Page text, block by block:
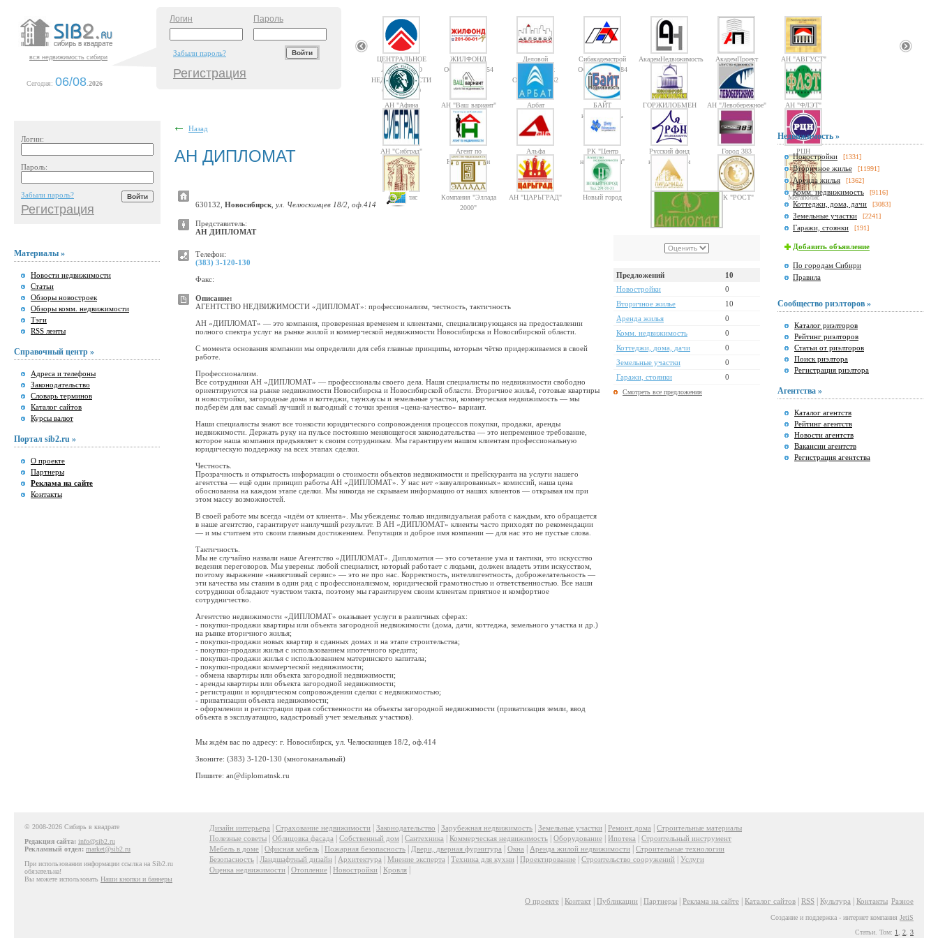
вся недвижимость сибири
Сегодня: 06/08 2026
Логин Пароль
Забыли пароль?
Регистрация
ЦЕНТРАЛЬНОЕ
АГЕНТСТВО
НЕДВИЖИМОСТИ
Объектов: 10
ЖИЛФОНД
Объектов: 14754
Деловой
Новосибирск
Объектов: 1362
Сибакадемстрой
Объектов: 10084
АкадемНедвижимость АкадемПроект АН "АВГУСТ"
АН "Афина
Паллада"
АН "Ваш вариант" Арбат
БАЙТ
недвижимость
ГОРЖИЛОБМЕН АН "Левобережное" АН "ФЛЭТ"
АН "Сибград"
Агент по
Недвижимости
Альфа
РК "Центр
недвижимости"
Русский фонд
недвижимости
Город 383 РЦН
Мегаполис
Компания "Эллада
2000"
АН "ЦАРЬГРАД" Новый город Пирамида ГК "РОСТ" Мегаполис
Логин:
Пароль:
Забыли пароль?
Регистрация
Материалы »
Новости недвижимости
Статьи
Обзоры новостроек
Обзоры комм. недвижимости
Тэги
RSS ленты
Справочный центр »
Адреса и телефоны
Законодательство
Словарь терминов
Каталог сайтов
Курсы валют
Портал sib2.ru »
О проекте
Партнеры
Реклама на сайте
Контакты
Назад
АН ДИПЛОМАТ
630132, Новосибирск ул. Челюскинцев 18/2, оф.414
Представитель:
АН ДИПЛОМАТ
Телефон:
(383) 3-120-130
Факс:
Описание:
АГЕНТСТВО НЕДВИЖИМОСТИ «ДИПЛОМАТ»: профессионализм, честность, тактичность
АН «ДИПЛОМАТ» — это компания, проверенная временем и клиентами, специализирующаяся на предоставлении
полного спектра услуг на рынке жилой и коммерческой недвижимости Новосибирска и Новосибирской области.
С момента основания компании мы определили для себя главные принципы, которым чётко придерживаемся в своей
работе.
Профессионализм.
Все сотрудники АН «ДИПЛОМАТ» — профессионалы своего дела. Наши специалисты по недвижимости свободно
ориентируются на рынке недвижимости Новосибирска и Новосибирской области. Вторичное жильё, готовые квартиры
и новостройки, загородные дома и коттеджи, таунхаусы и земельные участки, коммерческая недвижимость — мы
подберём для вас самый лучший и выгодный с точки зрения «цена-качество» вариант.
Наши специалисты знают все тонкости юридического сопровождения процессов покупки, продажи, аренды
недвижимости. Держать руку на пульсе постоянно меняющегося законодательства — это непременное требование,
которое наша компания предъявляет к своим сотрудникам. Мы гарантируем нашим клиентам профессиональную
юридическую поддержку на всех этапах сделки.
Честность.
Прозрачность и открытость информации о стоимости объектов недвижимости и прейскуранта на услуги нашего
агентства — ещё один принцип работы АН «ДИПЛОМАТ». У нас нет «завуалированных» комиссий, наша цена
обоснованна на каждом этапе сделки. Мы никогда не скрываем информацию от наших клиентов — открывая им при
этом массу возможностей.
В своей работе мы всегда «идём от клиента». Мы убеждены: только индивидуальная работа с каждым, кто обращается
в наше агентство, гарантирует наилучший результат. В АН «ДИПЛОМАТ» клиенты часто приходят по рекомендации
— и мы считаем это своим главным достижением. Репутация и доброе имя компании — для нас это не пустые слова.
Тактичность.
Мы не случайно назвали наше Агентство «ДИПЛОМАТ». Дипломатия — это сочетание ума и тактики, это искусство
ведения переговоров. Мы уверены: любой специалист, который работает с людьми, должен владеть этим искусством,
поэтому выражение «навязчивый сервис» — это не про нас. Корректность, интеллигентность, доброжелательность —
эти качества мы ставим в один ряд с профессионализмом, юридической грамотностью и ответственностью. Все наши
сотрудники обладают чувством такта, поэтому мы гарантируем своим клиентам приятное и комфортное
сотрудничество.
Агентство недвижимости «ДИПЛОМАТ» оказывает услуги в различных сферах:
- покупки-продажи квартиры или объекта загородной недвижимости (дома, дачи, коттеджа, земельного участка и др.)
на рынке вторичного жилья;
- покупки-продажи новых квартир в сданных домах и на этапе строительства;
- покупки-продажи жилья с использованием ипотечного кредита;
- покупки-продажи жилья с использованием материнского капитала;
- покупки-продажи коммерческой недвижимости;
- обмена квартиры или объекта загородной недвижимости;
- аренды квартиры или объекта загородной недвижимости;
- регистрации и юридическом сопровождении сделки с недвижимостью;
- приватизации объекта недвижимости;
- оформлении и регистрации прав собственности на объекты загородной недвижимости (приватизация земли, ввод
объекта в эксплуатацию, кадастровый учет земельных участков).
Мы ждём вас по адресу: г. Новосибирск, ул. Челюскинцев 18/2, оф.414
Звоните: (383) 3-120-130 (многоканальный)
Пишите: an@diplomatnsk.ru
Предложений
10
Новостройки
0
Вторичное жилье
10
Аренда жилья
0
Комм. недвижимость
0
Коттеджи, дома, дачи
0
Земельные участки
0
Гаражи, стоянки
0
Смотреть все предложения
Недвижимость »
Новостройки [1331]
Вторичное жилье [11991]
Аренда жилья [1362]
Комм. недвижимость [9116]
Коттеджи, дома, дачи [3083]
Земельные участки [2241]
Гаражи, стоянки [191]
Добавить объявление
По городам Сибири
Правила
Сообщество риэлторов »
Каталог риэлторов
Рейтинг риэлторов
Статьи от риэлторов
Поиск риэлтора
Регистрация риэлтора
Агентства »
Каталог агентств
Рейтинг агентств
Новости агентств
Вакансии агентств
Регистрация агентства
© 2008-2026 Сибирь в квадрате
Редакция сайта: info@sib2.ru
Рекламный отдел: market@sib2.ru
При использовании информации ссылка на Sib2.ru
обязательна!
Вы можете использовать Наши кнопки и баннеры
Дизайн интерьера Страхование недвижимости Законодательство Зарубежная недвижимость Земельные участки Ремонт дома
Строительные материалы
Полезные советы
Облицовка фасада Собственный дом Сантехника Коммерческая недвижимость Оборудование Ипотека
Строительный инструмент
Мебель в доме
Офисная мебель Пожарная безопасность Двери, дверная фурнитура Окна Аренда жилой недвижимости
Строительные технологии
Безопасность
Ландшафтный дизайн Архитектура Мнение эксперта Техника для кухни Проектирование Строительство сооружений
Услуги
Оценка недвижимости
Отопление Новостройки Кровля
О проекте Контакт Публикации Партнеры Реклама на сайте Каталог сайтов RSS Культура Контакты Разное
Создание и поддержка - интернет компания JetiS
Статьи. Том: 1 2 3